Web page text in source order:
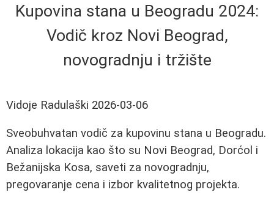
Kupovina stana u Beogradu 2024:
Vodič kroz Novi Beograd,
novogradnju i tržište
Vidoje Radulaški 2026-03-06
Sveobuhvatan vodič za kupovinu stana u Beogradu.
Analiza lokacija kao što su Novi Beograd, Dorćol i
Bežanijska Kosa, saveti za novogradnju,
pregovaranje cena i izbor kvalitetnog projekta.